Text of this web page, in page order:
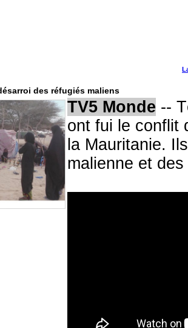
des réfugiés maliens
TV5 Monde --
ont fui le conflit
la Mauritanie.
malienne et